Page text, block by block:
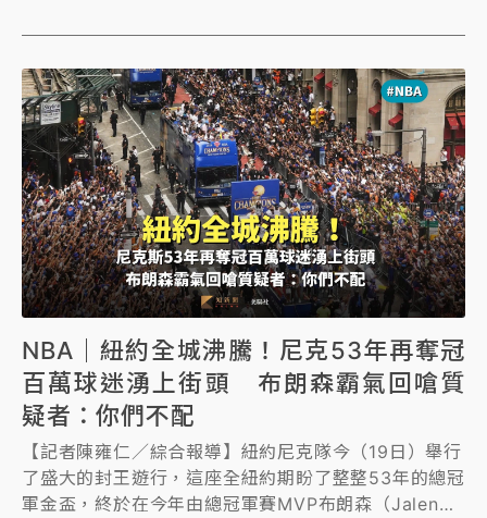
NBA｜紐約全城沸騰！尼克53年再奪冠
百萬球迷湧上街頭 布朗森霸氣回嗆質
疑者：你們不配
【記者陳雍仁／綜合報導】紐約尼克隊今（19日）舉行
了盛大的封王遊行，這座全紐約期盼了整整53年的總冠
軍金盃，終於在今年由總冠軍賽MVP布朗森（Jalen